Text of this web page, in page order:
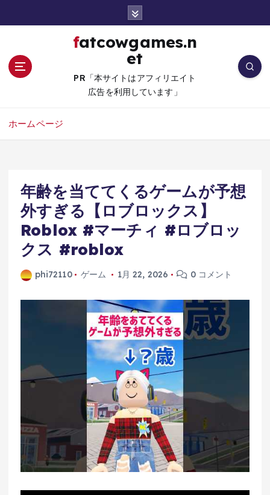
fatcowgames.n
et
PR「本サイトはアフィリエイト
広告を利用しています」
ホームページ
年齢を当ててくるゲームが予想
外すぎる【ロブロックス】
Roblox #マーチィ #ロブロッ
クス #roblox
phi72110 ゲーム 1月 22, 2026 0 コメント